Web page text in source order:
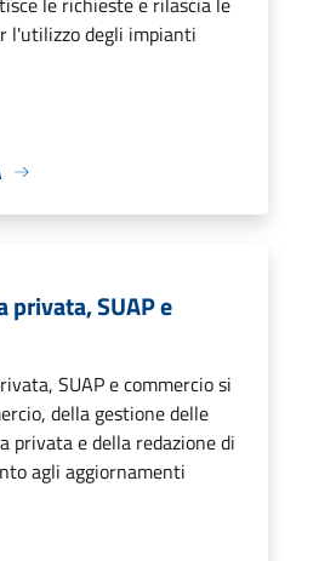
l'utilizzo degli impianti
SUAP e
SUAP e commercio si
della gestione delle
privata e della redazione di
agli aggiornamenti